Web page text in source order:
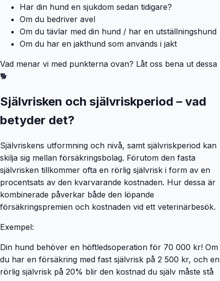
Har din hund en sjukdom sedan tidigare?
Om du bedriver avel
Om du tävlar med din hund / har en utställningshund
Om du har en jakthund som används i jakt
Vad menar vi med punkterna ovan? Låt oss bena ut dessa
🐕
Självrisken och självriskperiod – vad
betyder det?
Självriskens utformning och nivå, samt självriskperiod kan
skilja sig mellan försäkringsbolag. Förutom den fasta
självrisken tillkommer ofta en rörlig självrisk i form av en
procentsats av den kvarvarande kostnaden. Hur dessa är
kombinerade påverkar både den löpande
försäkringspremien och kostnaden vid ett veterinärbesök.
Exempel:
Din hund behöver en höftledsoperation för 70 000 kr! Om
du har en försäkring med fast självrisk på 2 500 kr, och en
rörlig självrisk på 20% blir den kostnad du själv måste stå